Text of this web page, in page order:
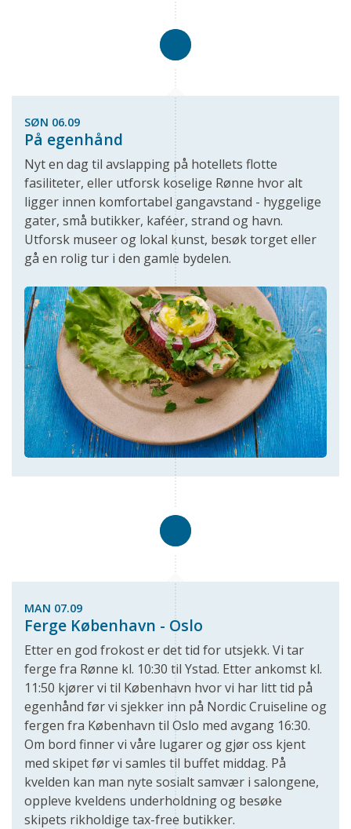
SØN 06.09
På egenhånd
Nyt en dag til avslapping på hotellets flotte
fasiliteter, eller utforsk koselige Rønne hvor alt
ligger innen komfortabel gangavstand - hyggelige
gater, små butikker, kaféer, strand og havn.
Utforsk museer og lokal kunst, besøk torget eller
gå en rolig tur i den gamle bydelen.
MAN 07.09
Ferge København - Oslo
Etter en god frokost er det tid for utsjekk. Vi tar
ferge fra Rønne kl. 10:30 til Ystad. Etter ankomst kl.
11:50 kjører vi til København hvor vi har litt tid på
egenhånd før vi sjekker inn på Nordic Cruiseline og
fergen fra København til Oslo med avgang 16:30.
Om bord finner vi våre lugarer og gjør oss kjent
med skipet før vi samles til buffet middag. På
kvelden kan man nyte sosialt samvær i salongene,
oppleve kveldens underholdning og besøke
skipets rikholdige tax-free butikker.